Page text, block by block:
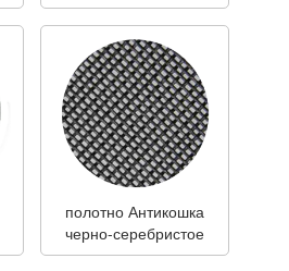
полотно Антикошка
черно-серебристое